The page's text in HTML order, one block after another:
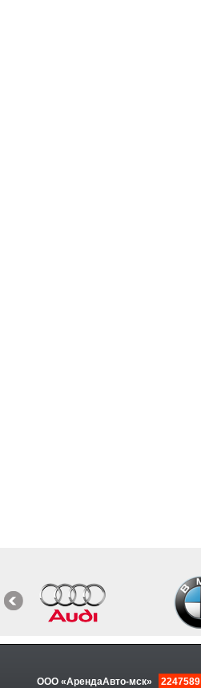
ООО «АрендаАвто-мск» 2247589